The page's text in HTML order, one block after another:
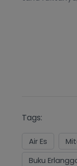
Tags:
Air Es
Buku